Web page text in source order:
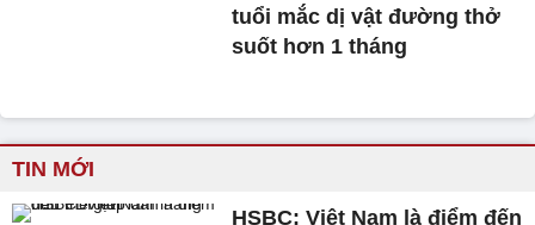
tuổi mắc dị vật đường thở
suốt hơn 1 tháng
TIN MỚI
HSBC: Việt Nam là điểm đến